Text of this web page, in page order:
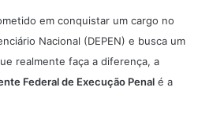
em conquistar um cargo no
Nacional (DEPEN) e busca um
realmente faça a diferença, a
Federal de Execução Penal é a